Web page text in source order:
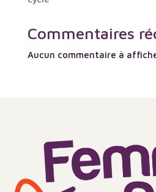
Commentaires
Aucun commentaire à